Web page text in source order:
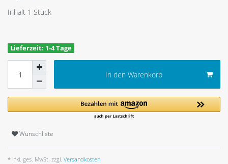
Inhalt 1 Stück
Lieferzeit: 1-4 Tage
In den Warenkorb
Wunschliste
* inkl. ges. MwSt. zzgl. Versandkosten